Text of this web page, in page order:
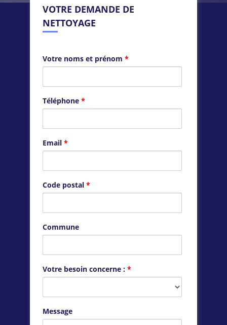
VOTRE DEMANDE DE
NETTOYAGE
Votre noms et prénom *
Téléphone *
Email *
Code postal *
Commune
Votre besoin concerne : *
Message